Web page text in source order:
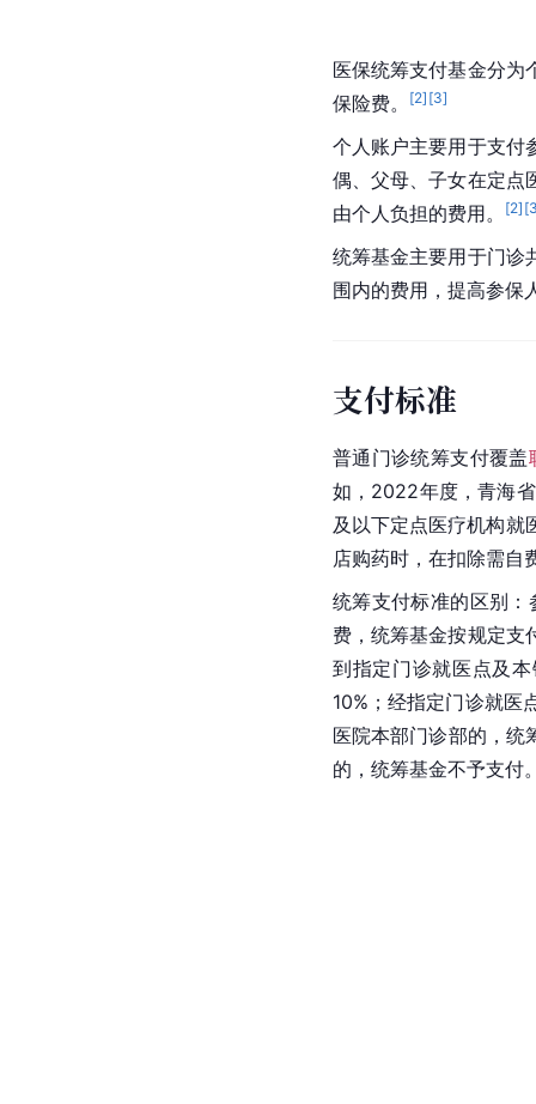
医保统筹支付基金分为
保险费。
[2] [3]
个人账户主要用于支付
偶、父母、子女在定点
由个人负担的费用。
[2] [
统筹基金主要用于门诊
围内的费用，提高参保
支付标准
普通门诊统筹支付覆盖
如，2022年度，青海
及以下定点医疗机构就
店购药时，在扣除需自
统筹支付标准的区别
费，统筹基金按规定支
到指定门诊就医点及
10%；经指定门诊就医
医院本部门诊部的，统
的，统筹基金不予支付